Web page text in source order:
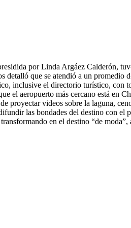
por Linda Argáez Calderón,
detalló que se atendió a un
inclusive el directorio turístico, con
el aeropuerto más cercano está en
proyectar videos sobre la laguna,
las bondades del destino con
en el destino “de